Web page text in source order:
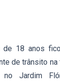
de 18 anos
de trânsito
no Jardim